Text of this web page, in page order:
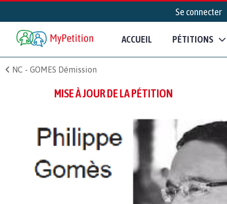
Se connecter
ACCUEIL PÉTITIONS
NC - GOMES Démission
MISE À JOUR DE LA PÉTITION